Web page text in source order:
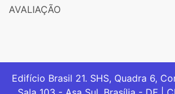
AVALIAÇÃO
Edifício Brasil 21. SHS, Quadra 6,